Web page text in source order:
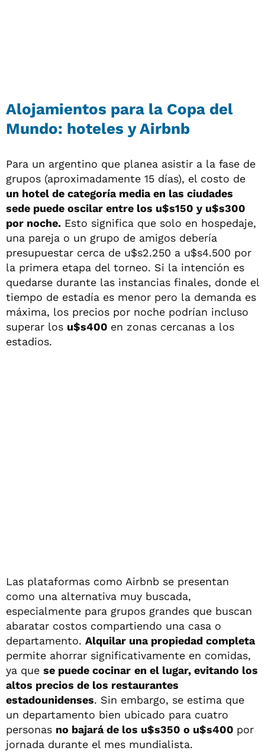
Alojamientos para la Copa del
Mundo: hoteles y Airbnb
Para un argentino que planea asistir a la fase de
grupos (aproximadamente 15 días), el costo de
un hotel de categoría media en las ciudades
sede puede oscilar entre los u$s150 y u$s300
por noche. Esto significa que solo en hospedaje,
una pareja o un grupo de amigos debería
presupuestar cerca de u$s2.250 a u$s4.500 por
la primera etapa del torneo. Si la intención es
quedarse durante las instancias finales, donde el
tiempo de estadía es menor pero la demanda es
máxima, los precios por noche podrían incluso
superar los u$s400 en zonas cercanas a los
estadios.
Las plataformas como Airbnb se presentan
como una alternativa muy buscada,
especialmente para grupos grandes que buscan
abaratar costos compartiendo una casa o
departamento. Alquilar una propiedad completa
permite ahorrar significativamente en comidas,
ya que se puede cocinar en el lugar, evitando los
altos precios de los restaurantes
estadounidenses. Sin embargo, se estima que
un departamento bien ubicado para cuatro
personas no bajará de los u$s350 o u$s400 por
jornada durante el mes mundialista.